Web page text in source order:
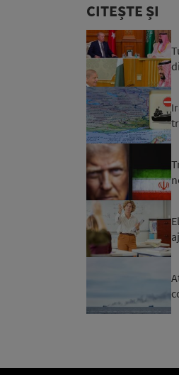
CITEȘTE ȘI